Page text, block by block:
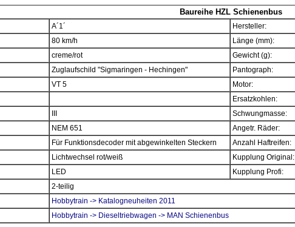
Baureihe HZL Schienenbus
A´1´ Hersteller:
80 km/h Länge (mm):
creme/rot Gewicht (g):
Zuglaufschild "Sigmaringen - Hechingen" Pantograph:
VT 5 Motor:
Ersatzkohlen:
Schwungmasse:
NEM 651
Angetr. Räder:
Für Funktionsdecoder mit abgewinkelten Steckern Anzahl Haftreifen:
Lichtwechsel rot/weiß Kupplung Original:
LED Kupplung Profi:
2-teilig
Hobbytrain -> Katalogneuheiten 2011
Hobbytrain -> Dieseltriebwagen -> MAN Schienenbus